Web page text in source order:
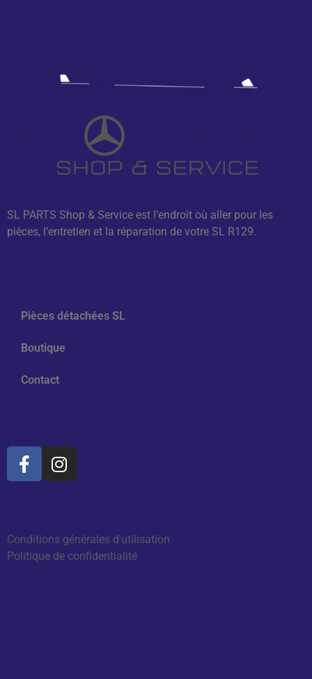
SL PARTS Shop & Service est l’endroit où aller pour les
pièces, l’entretien et la réparation de votre SL R129.
Pièces détachées SL
Boutique
Contact
Conditions générales d'utilisation
Politique de confidentialité